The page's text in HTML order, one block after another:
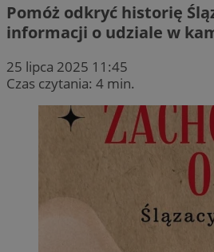
Pomóż odkryć historię
informacji o udziale w
25 lipca 2025 11:45
Czas czytania: 4 min.